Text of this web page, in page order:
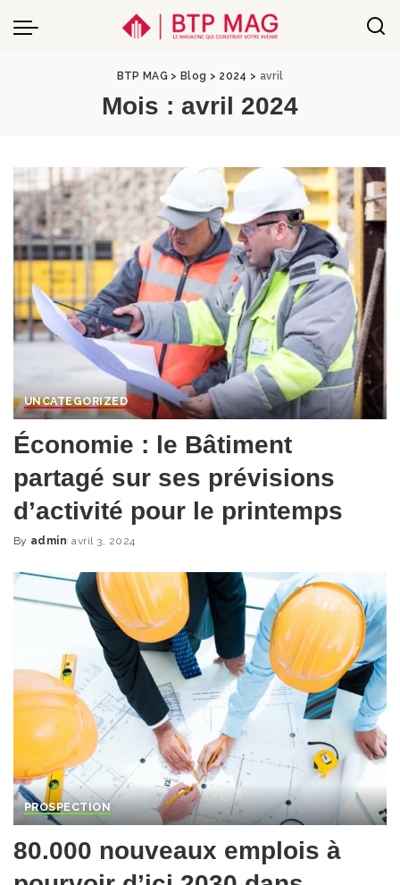
BTP MAG > Blog > 2024 > avril
Mois : avril 2024
UNCATEGORIZED
Économie : le Bâtiment
partagé sur ses prévisions
d’activité pour le printemps
Posted
By admin avril 3, 2024
PROSPECTION
80.000 nouveaux emplois à